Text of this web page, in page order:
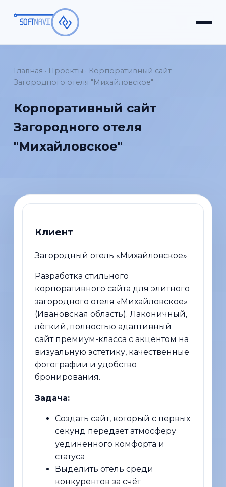
Главная · Проекты · Корпоративный сайт
Загородного отеля "Михайловское"
Корпоративный сайт
Загородного отеля
"Михайловское"
Клиент
Загородный отель «Михайловское»
Разработка стильного
корпоративного сайта для элитного
загородного отеля «Михайловское»
(Ивановская область). Лаконичный,
лёгкий, полностью адаптивный
сайт премиум-класса с акцентом на
визуальную эстетику, качественные
фотографии и удобство
бронирования.
Задача:
Создать сайт, который с первых
секунд передаёт атмосферу
уединённого комфорта и
статуса
Выделить отель среди
конкурентов за счёт